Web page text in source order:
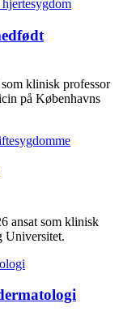
klinisk professor
på Københavns
ansat som klinisk
Universitet.